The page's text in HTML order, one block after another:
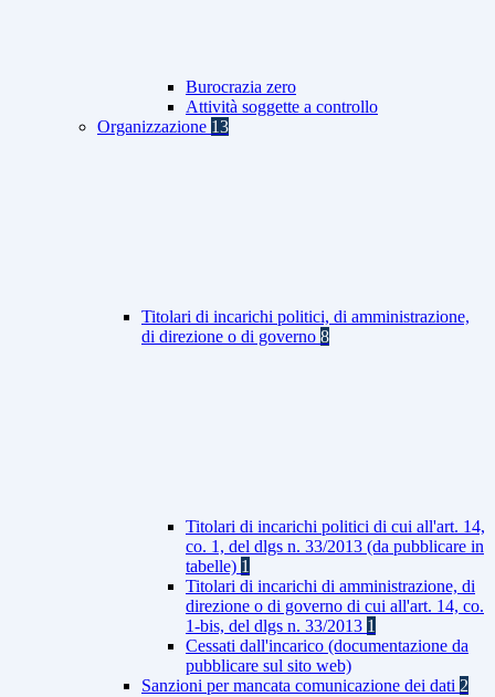
Burocrazia zero
Attività soggette a controllo
Organizzazione 13
Titolari di incarichi politici, di amministrazione,
di direzione o di governo 8
Titolari di incarichi politici di cui all'art. 14,
co. 1, del dlgs n. 33/2013 (da pubblicare in
tabelle) 1
Titolari di incarichi di amministrazione, di
direzione o di governo di cui all'art. 14, co.
1-bis, del dlgs n. 33/2013 1
Cessati dall'incarico (documentazione da
pubblicare sul sito web)
Sanzioni per mancata comunicazione dei dati 2